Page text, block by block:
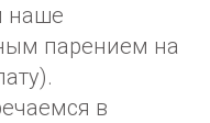
наше
парением на
в